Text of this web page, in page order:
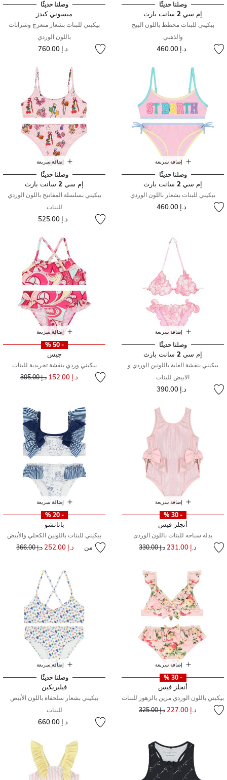
وصلنا حديثًا
إم سي 2 سانت بارث
بيكيني للبنات مخطط باللون البيج
والذهبي
د.إ 460.00
وصلنا حديثًا
ميسوني كيدز
بيكيني للبنات بشعار متعرج وشرابات
باللون الوردي
د.إ 760.00
إضافة سريعة
وصلنا حديثًا
إم سي 2 سانت بارث
بيكيني للبنات بشعار باللون الوردي
د.إ 460.00
إضافة سريعة
وصلنا حديثًا
إم سي 2 سانت بارث
بيكيني بسلسلة المفاتيح باللون الوردي
للبنات
د.إ 525.00
إضافة سريعة
وصلنا حديثًا
إم سي 2 سانت بارث
بيكيني بنقشة الغابة باللونين الوردي و
الابيض للبنات
د.إ 390.00
إضافة سريعة
- 50 %
جيس
بيكيني وردي بنقشة تجريدية للبنات
د.إ 152.00 سعر مخفض من
د.إ 305.00 إلى
إضافة سريعة
- 30 %
أنجلز فيس
بدله سباحه للبنات باللون الوردى
د.إ 231.00 سعر مخفض مند.إ 330.00
إضافة سريعة
- 20 %
باتاتشو
بيكيني للبنات باللونين الكحلي والأبيض
من د.إ 252.00 سعر مخفض من
د.إ 366.00 إلى
إضافة سريعة
- 30 %
أنجلز فيس
بيكيني باللون الوردي مزين بالزهور للبنات
د.إ 227.00 سعر مخفض مند.إ 325.00
إضافة سريعة
وصلنا حديثًا
فيلبريكين
بيكيني بشعار سلحفاة باللون الأبيض
للبنات
د.إ 660.00